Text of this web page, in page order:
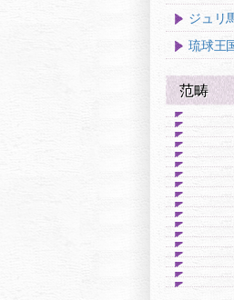
ジュリ
琉球王
范畴